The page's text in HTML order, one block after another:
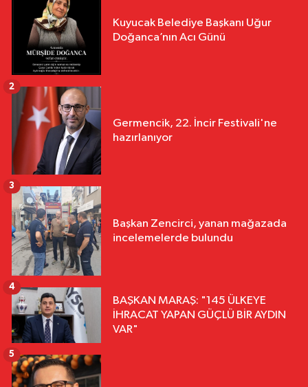
Kuyucak Belediye Başkanı Uğur
Doğanca’nın Acı Günü
Germencik, 22. İncir Festivali'ne
hazırlanıyor
2
Başkan Zencirci, yanan mağazada
incelemelerde bulundu
3
BAŞKAN MARAŞ: "145 ÜLKEYE
İHRACAT YAPAN GÜÇLÜ BİR AYDIN
VAR"
4
5